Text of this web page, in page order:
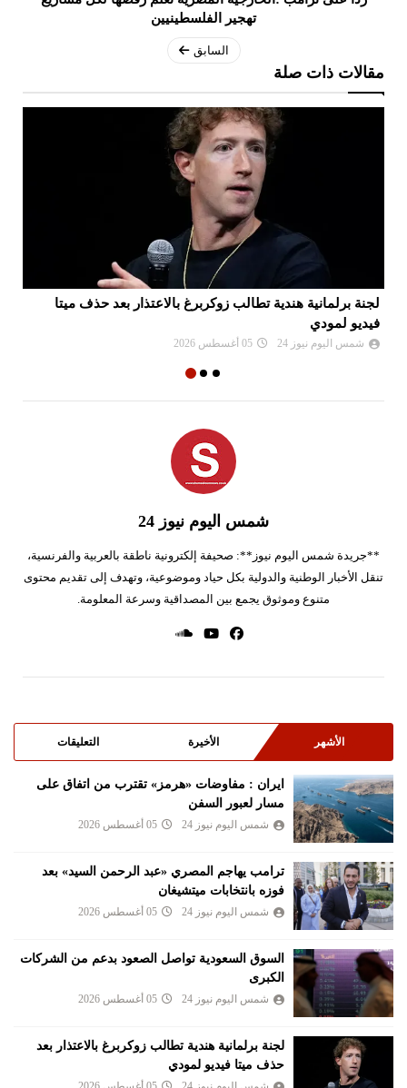
تهجير الفلسطينيين
السابق
مقالات ذات صلة
لجنة برلمانية هندية تطالب زوكربرغ بالاعتذار بعد حذف ميتا
فيديو لمودي
شمس اليوم نيوز 24 05 أغسطس 2026
شمس اليوم نيوز 24
**جريدة شمس اليوم نيوز**: صحيفة إلكترونية ناطقة بالعربية والفرنسية،
تنقل الأخبار الوطنية والدولية بكل حياد وموضوعية، وتهدف إلى تقديم محتوى
متنوع وموثوق يجمع بين المصداقية وسرعة المعلومة.
الأشهر الأخيرة التعليقات
ايران : مفاوضات «هرمز» تقترب من اتفاق على
مسار لعبور السفن
شمس اليوم نيوز 24 05 أغسطس 2026
ترامب يهاجم المصري «عبد الرحمن السيد» بعد
فوزه بانتخابات ميتشيغان
شمس اليوم نيوز 24 05 أغسطس 2026
السوق السعودية تواصل الصعود بدعم من الشركات
الكبرى
شمس اليوم نيوز 24 05 أغسطس 2026
لجنة برلمانية هندية تطالب زوكربرغ بالاعتذار بعد
حذف ميتا فيديو لمودي